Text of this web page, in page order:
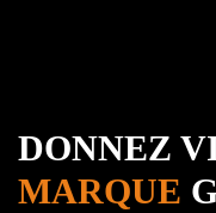
DONNEZ
MARQUE